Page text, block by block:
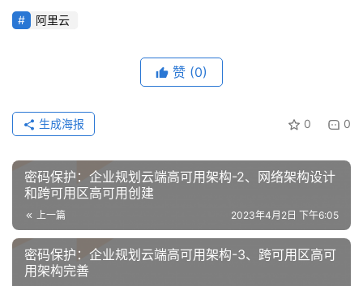
x
发
云
原
监
控
阿里云
赞 (0)
0 0
生成海报
密码保护：企业规划云端高可用架构-2、网络架构设计
和跨可用区高可用创建
上一篇 2023年4月2日 下午6:05
密码保护：企业规划云端高可用架构-3、跨可用区高可
用架构完善